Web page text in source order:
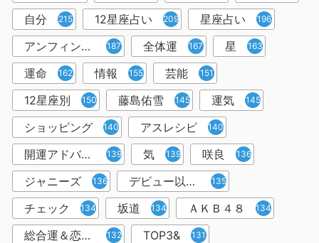
自分 215 12星座占い 209 星座占い 196
アンフィン先生 187 全体運 167 星 163
運命 162 情報 155 芸能 151
12星座別 150 藤島佑雪 145 運気 145
ショッピング 140 アスレシピ 140
開運アドバイザー＆占い師 139 気 139 咲良 136
ジャニーズ 136 デビュー以来１万人以上 135
チェック 134 坂道 134 ＡＫＢ４８ 134
総合運＆恋愛運 132 TOP3& 131